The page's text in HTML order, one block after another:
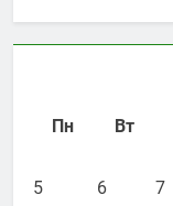
Пн
Вт
5
6 7